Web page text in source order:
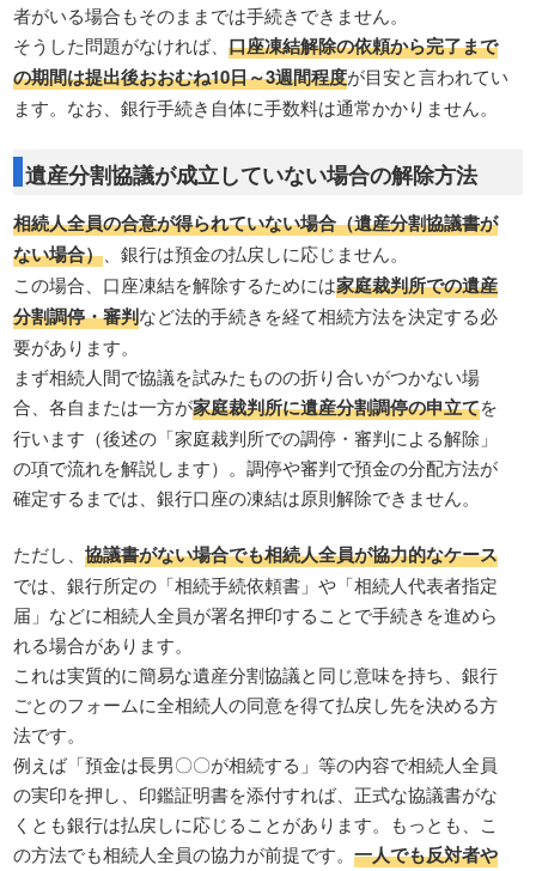
者がいる場合もそのままでは手続きできません。
そうした問題がなければ、口座凍結解除の依頼から完了まで
の期間は提出後おおむね10日～3週間程度が目安と言われてい
ます。なお、銀行手続き自体に手数料は通常かかりません。
遺産分割協議が成立していない場合の解除方法
相続人全員の合意が得られていない場合（遺産分割協議書が
ない場合） 、銀行は預金の払戻しに応じません。
この場合、口座凍結を解除するためには家庭裁判所での遺産
分割調停・審判など法的手続きを経て相続方法を決定する必
要があります。
まず相続人間で協議を試みたものの折り合いがつかない場
合、各自または一方が家庭裁判所に遺産分割調停の申立てを
行います（後述の「家庭裁判所での調停・審判による解除」
の項で流れを解説します）。調停や審判で預金の分配方法が
確定するまでは、銀行口座の凍結は原則解除できません。
ただし、協議書がない場合でも相続人全員が協力的なケース
では、銀行所定の「相続手続依頼書」や「相続人代表者指定
届」などに相続人全員が署名押印することで手続きを進めら
れる場合があります。
これは実質的に簡易な遺産分割協議と同じ意味を持ち、銀行
ごとのフォームに全相続人の同意を得て払戻し先を決める方
法です。
例えば「預金は長男〇〇が相続する」等の内容で相続人全員
の実印を押し、印鑑証明書を添付すれば、正式な協議書がな
くとも銀行は払戻しに応じることがあります。もっとも、こ
の方法でも相続人全員の協力が前提です。一人でも反対者や